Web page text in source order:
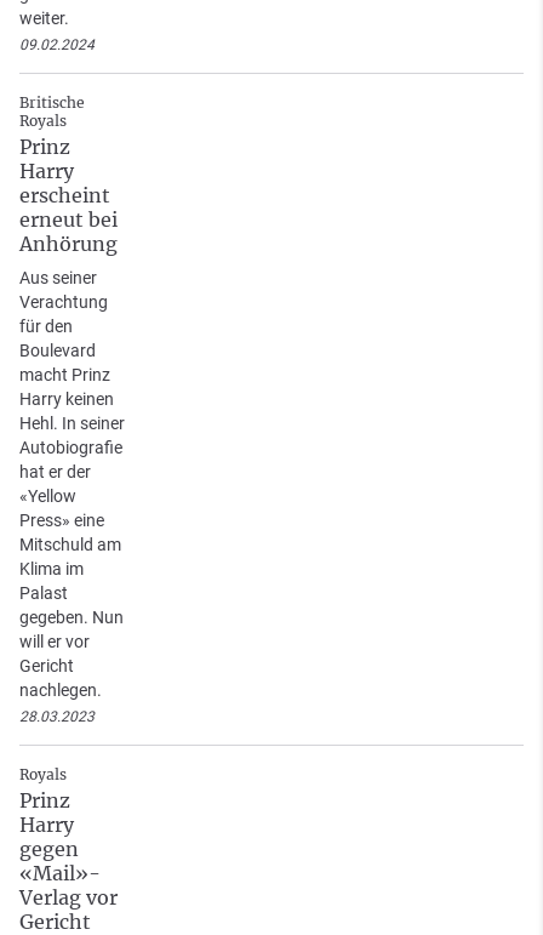
weiter.
09.02.2024
Britische
Royals
Prinz
Harry
erscheint
erneut bei
Anhörung
Aus seiner
Verachtung
für den
Boulevard
macht Prinz
Harry keinen
Hehl. In seiner
Autobiografie
hat er der
«Yellow
Press» eine
Mitschuld am
Klima im
Palast
gegeben. Nun
will er vor
Gericht
nachlegen.
28.03.2023
Royals
Prinz
Harry
gegen
«Mail»-
Verlag vor
Gericht